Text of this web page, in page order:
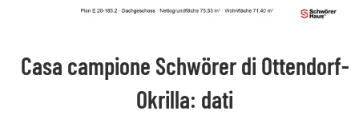
Casa campione Schwörer di Ottendorf-
Okrilla: dati